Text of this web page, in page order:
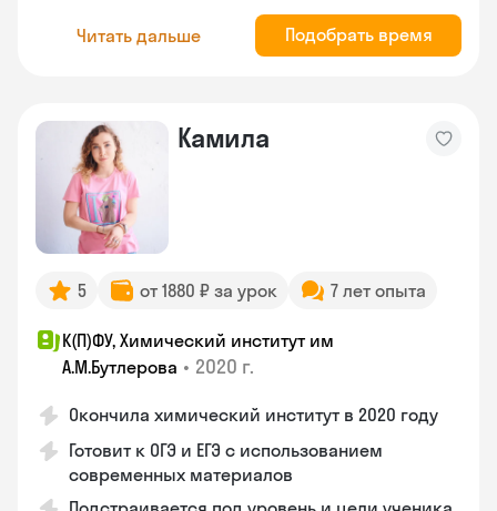
Читать дальше Подобрать время
Камила
5 от 1880 ₽ за урок 7 лет опыта
К(П)ФУ, Химический институт им
А.М.Бутлерова • 2020 г.
Окончила химический институт в 2020 году
Готовит к ОГЭ и ЕГЭ с использованием
современных материалов